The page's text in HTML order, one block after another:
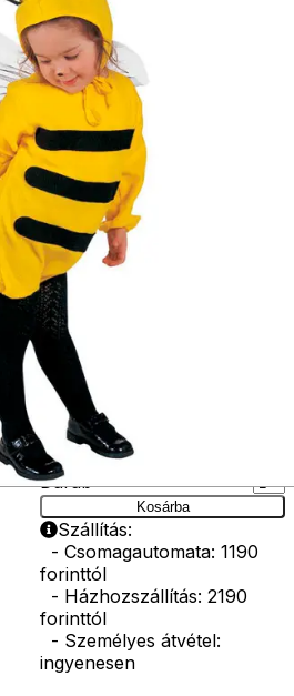
Ár
Darab
Kosárba
Szállítás:
- Csomagautomata: 1190
forinttól
- Házhozszállítás: 2190
forinttól
- Személyes átvétel:
ingyenesen